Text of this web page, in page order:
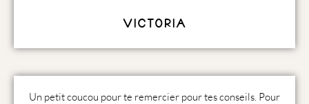
Victoria
Un petit coucou pour te remercier pour tes conseils. Pour